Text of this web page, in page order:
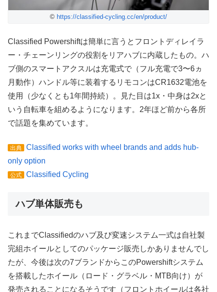
© https://classified-cycling.cc/en/product/
Classified Powershiftは簡単に言うとフロントディレイラ
ー・チェーンリングの役割をリアハブに内蔵したもの。ハ
ブ側のスマートアクスルは充電式で（フル充電で3〜6ヵ
月動作）ハンドル等に装着するリモコンはCR1632電池を
使用（少なくとも1年間持続）。見た目は1x・中身は2xと
いう自転車を組めるようになります。2年ほど前から各所
で話題を集めています。
出典
Classified works with wheel brands and adds hub-
only option
公式 Classified Cycling
ハブ単体販売も
これまでClassifiedのハブ及び変速システム一式は自社製
完組ホイールとしてのパッケージ販売しかありませんでし
たが、今後は次の7ブランドからこのPowershiftシステム
を搭載したホイール（ロード・グラベル・MTB向け）が
発売されることになるそうです（フロントホイールは各社